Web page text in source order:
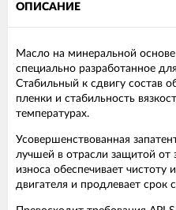
ОПИСАНИЕ
Масло на минеральной
специально разработанное
Стабильный к сдвигу состав
пленки и стабильность
температурах.
Усовершенствованная
лучшей в отрасли защитой от
износа обеспечивает чистоту
двигателя и продлевает